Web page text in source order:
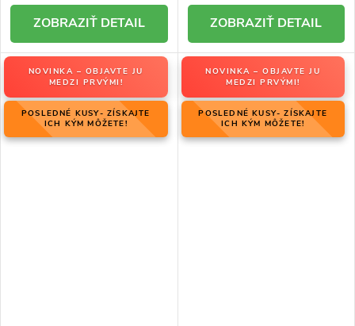
DETAIL DETAIL
NOVINKA – OBJAVTE JU
MEDZI PRVÝMI!
POSLEDNÉ KUSY- ZÍSKAJTE
ICH KÝM MÔŽETE!
NOVINKA – OBJAVTE JU
MEDZI PRVÝMI!
POSLEDNÉ KUSY- ZÍSKAJTE
ICH KÝM MÔŽETE!